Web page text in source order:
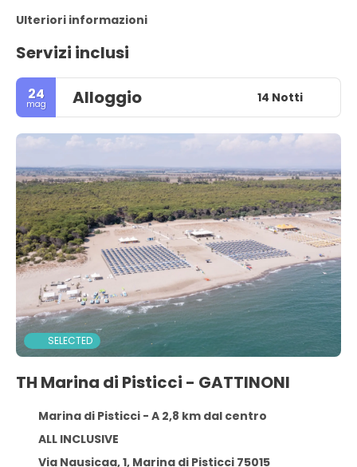
Ulteriori informazioni
Servizi inclusi
24
mag Alloggio 14 Notti
SELECTED
TH Marina di Pisticci - GATTINONI
Marina di Pisticci - A 2,8 km dal centro
ALL INCLUSIVE
Via Nausicaa, 1, Marina di Pisticci 75015